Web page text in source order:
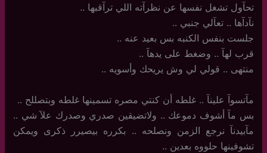
تحآول تشغل نفسها عن نظرآته اللي ترآقبها ..
نآدآها .. تعآلي جنبي ..
جلست بنفس الكنبه بس بعيد عنه ..
قرب لهآ .. وضغط على يدهآ ..
منتهى .. قولي لي وش يريحك وأسويه ..
مآتسوآ علينآ .. غلطه أن كنتي مصره تسمينها غلطه وبتصللح ..
بس مآ أشوف دموعك .. ولاتضيقين صدري وصدرك علآ شي ..
مآبيدنآ نرجع الزمن ونصلحه .. بكرره بيصيرر ذكرى ويمكن
تشوفينها حلووه بعدين ..